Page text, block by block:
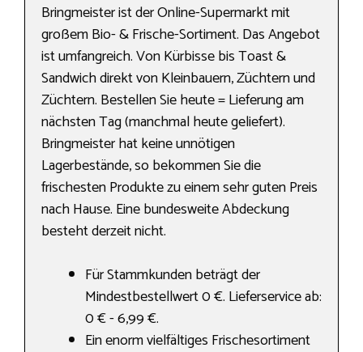
Bringmeister ist der Online-Supermarkt mit
großem Bio- & Frische-Sortiment. Das Angebot
ist umfangreich. Von Kürbisse bis Toast &
Sandwich direkt von Kleinbauern, Züchtern und
Züchtern. Bestellen Sie heute = Lieferung am
nächsten Tag (manchmal heute geliefert).
Bringmeister hat keine unnötigen
Lagerbestände, so bekommen Sie die
frischesten Produkte zu einem sehr guten Preis
nach Hause. Eine bundesweite Abdeckung
besteht derzeit nicht.
Für Stammkunden beträgt der
Mindestbestellwert 0 €. Lieferservice ab:
0 € - 6,99 €.
Ein enorm vielfältiges Frischesortiment